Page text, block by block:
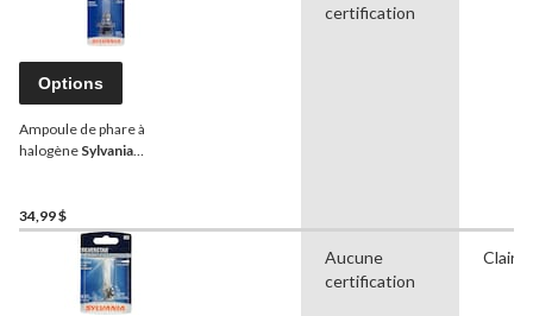
Options
Ampoule de phare à
halogène Sylvania
34,99 $
certification
Aucune
certification
Clair